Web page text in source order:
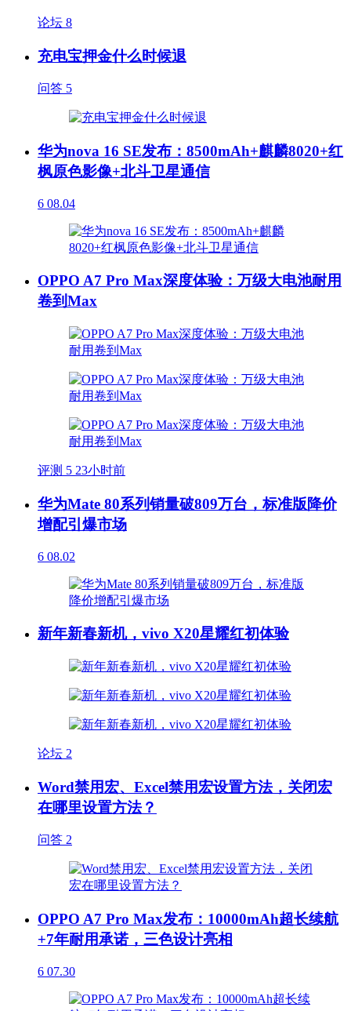
论坛 8
充电宝押金什么时候退
问答 5
华为nova 16 SE发布：8500mAh+麒麟8020+红
枫原色影像+北斗卫星通信
6 08.04
OPPO A7 Pro Max深度体验：万级大电池耐用
卷到Max
评测 5 23小时前
华为Mate 80系列销量破809万台，标准版降价
增配引爆市场
6 08.02
新年新春新机，vivo X20星耀红初体验
论坛 2
Word禁用宏、Excel禁用宏设置方法，关闭宏
在哪里设置方法？
问答 2
OPPO A7 Pro Max发布：10000mAh超长续航
+7年耐用承诺，三色设计亮相
6 07.30